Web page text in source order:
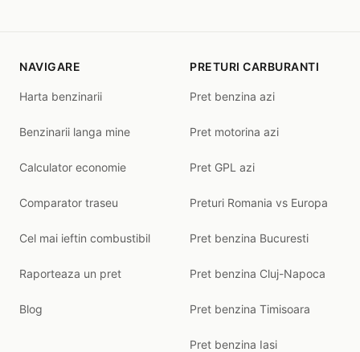
NAVIGARE
Harta benzinarii
Benzinarii langa mine
Calculator economie
Comparator traseu
Cel mai ieftin combustibil
Raporteaza un pret
Blog
PRETURI CARBURANTI
Pret benzina azi
Pret motorina azi
Pret GPL azi
Preturi Romania vs Europa
Pret benzina Bucuresti
Pret benzina Cluj-Napoca
Pret benzina Timisoara
Pret benzina Iasi